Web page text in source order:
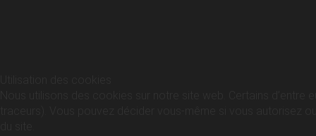
Nous utilisons des cookies sur notre site web. Certains
traceurs). Vous pouvez décider vous-même si vous autorisez